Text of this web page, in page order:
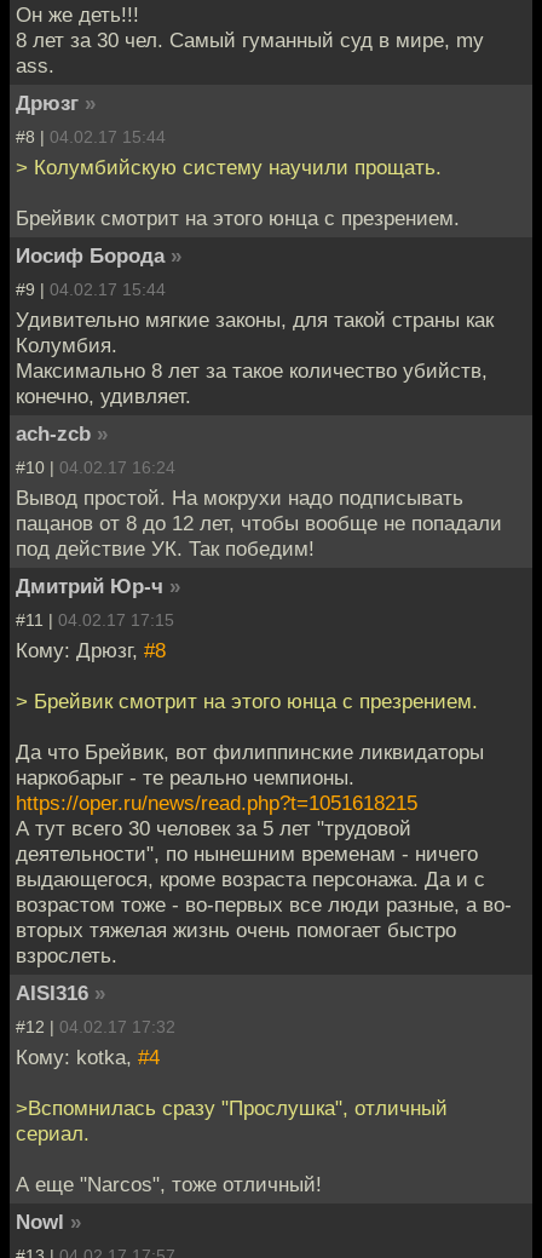
Он же деть!!!
8 лет за 30 чел. Самый гуманный суд в мире, my
ass.
Дрюзг »
#8 | 04.02.17 15:44
> Колумбийскую систему научили прощать.
Брейвик смотрит на этого юнца с презрением.
Иосиф Борода »
#9 | 04.02.17 15:44
Удивительно мягкие законы, для такой страны как
Колумбия.
Максимально 8 лет за такое количество убийств,
конечно, удивляет.
ach-zcb »
#10 | 04.02.17 16:24
Вывод простой. На мокрухи надо подписывать
пацанов от 8 до 12 лет, чтобы вообще не попадали
под действие УК. Так победим!
Дмитрий Юр-ч »
#11 | 04.02.17 17:15
Кому: Дрюзг, #8
> Брейвик смотрит на этого юнца с презрением.
Да что Брейвик, вот филиппинские ликвидаторы
наркобарыг - те реально чемпионы.
https://oper.ru/news/read.php?t=1051618215
А тут всего 30 человек за 5 лет "трудовой
деятельности", по нынешним временам - ничего
выдающегося, кроме возраста персонажа. Да и с
возрастом тоже - во-первых все люди разные, а во-
вторых тяжелая жизнь очень помогает быстро
взрослеть.
AISI316 »
#12 | 04.02.17 17:32
Кому: kotka, #4
>Вспомнилась сразу "Прослушка", отличный
сериал.
А еще "Narcos", тоже отличный!
Nowl »